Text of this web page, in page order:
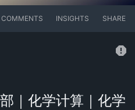
COMMENTS INSIGHTS SHARE
｜化学计算｜化学